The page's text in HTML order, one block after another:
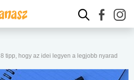
8 tipp, hogy az idei legyen a legjobb nyarad